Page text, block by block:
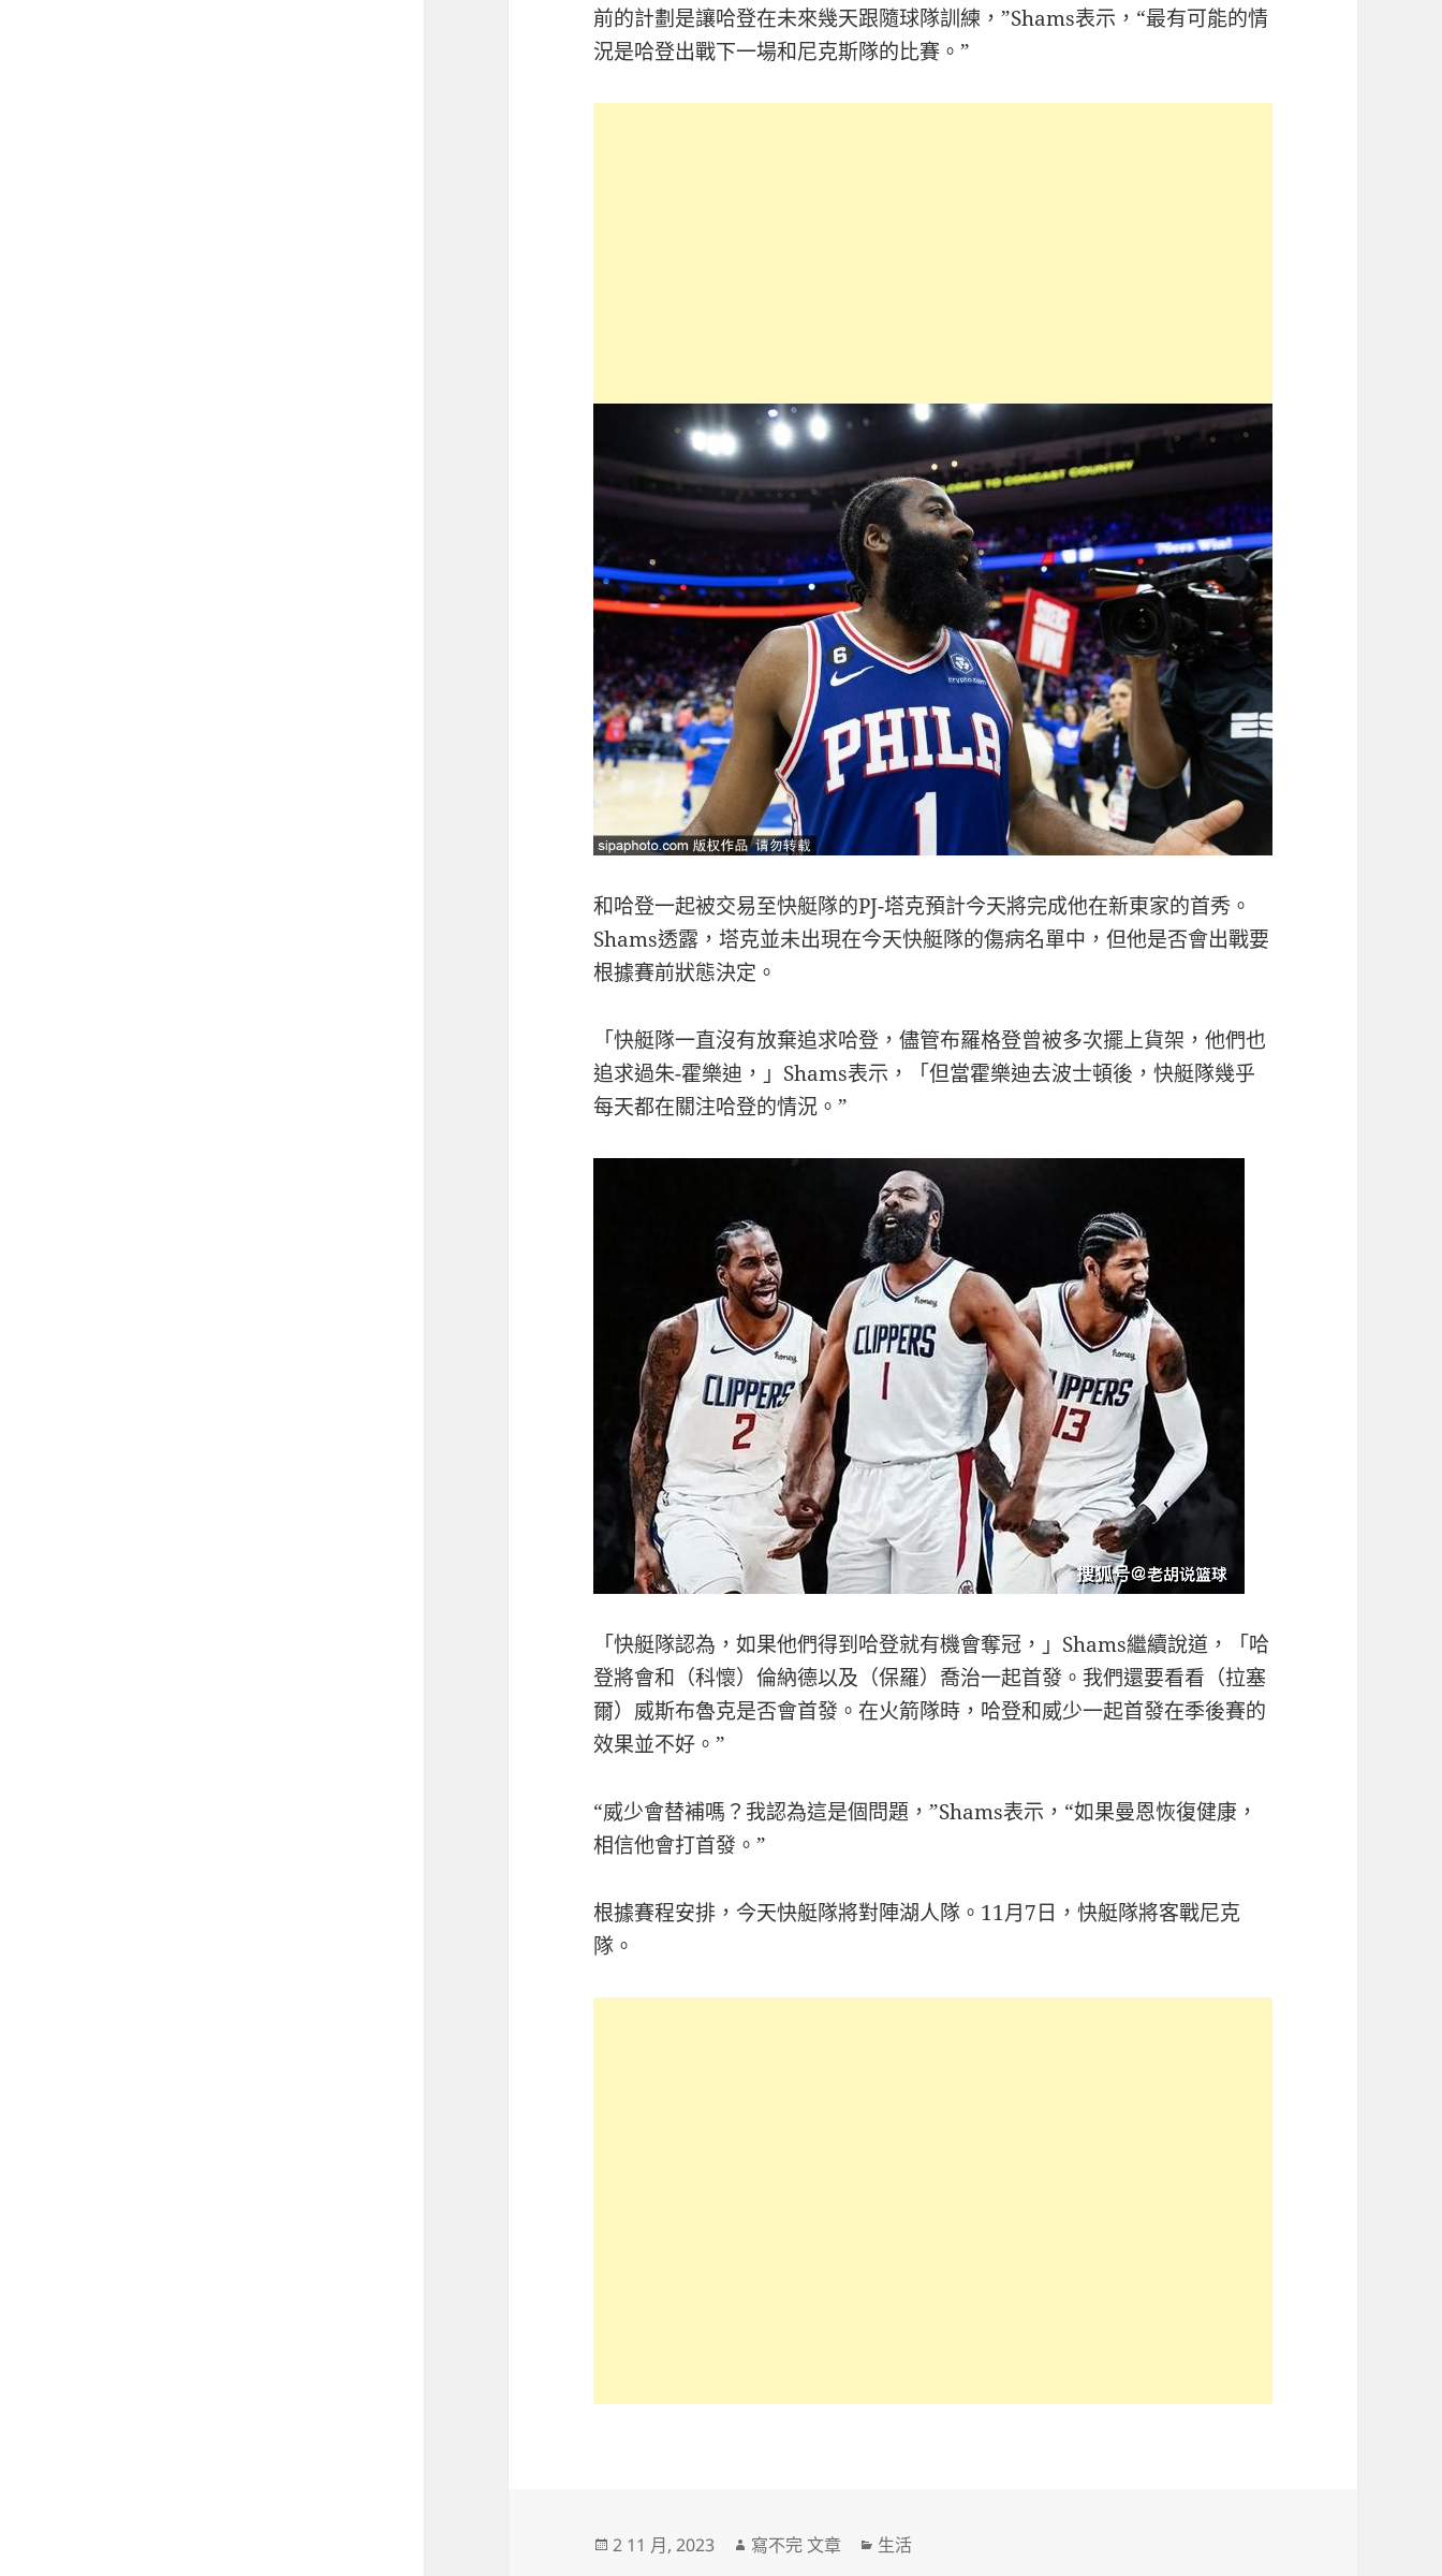
前的計劃是讓哈登在未來幾天跟隨球隊訓練，”Shams表示，“最有可能的情
況是哈登出戰下一場和尼克斯隊的比賽。”
和哈登一起被交易至快艇隊的PJ-塔克預計今天將完成他在新東家的首秀。
Shams透露，塔克並未出現在今天快艇隊的傷病名單中，但他是否會出戰要
根據賽前狀態決定。
「快艇隊一直沒有放棄追求哈登，儘管布羅格登曾被多次擺上貨架，他們也
追求過朱-霍樂迪，」Shams表示，「但當霍樂迪去波士頓後，快艇隊幾乎
每天都在關注哈登的情況。”
「快艇隊認為，如果他們得到哈登就有機會奪冠，」Shams繼續說道，「哈
登將會和（科懷）倫納德以及（保羅）喬治一起首發。我們還要看看（拉塞
爾）威斯布魯克是否會首發。在火箭隊時，哈登和威少一起首發在季後賽的
效果並不好。”
“威少會替補嗎？我認為這是個問題，”Shams表示，“如果曼恩恢復健康，
相信他會打首發。”
根據賽程安排，今天快艇隊將對陣湖人隊。11月7日，快艇隊將客戰尼克
隊。
發
2 11 月, 2023
作
寫不完 文章
分
生活